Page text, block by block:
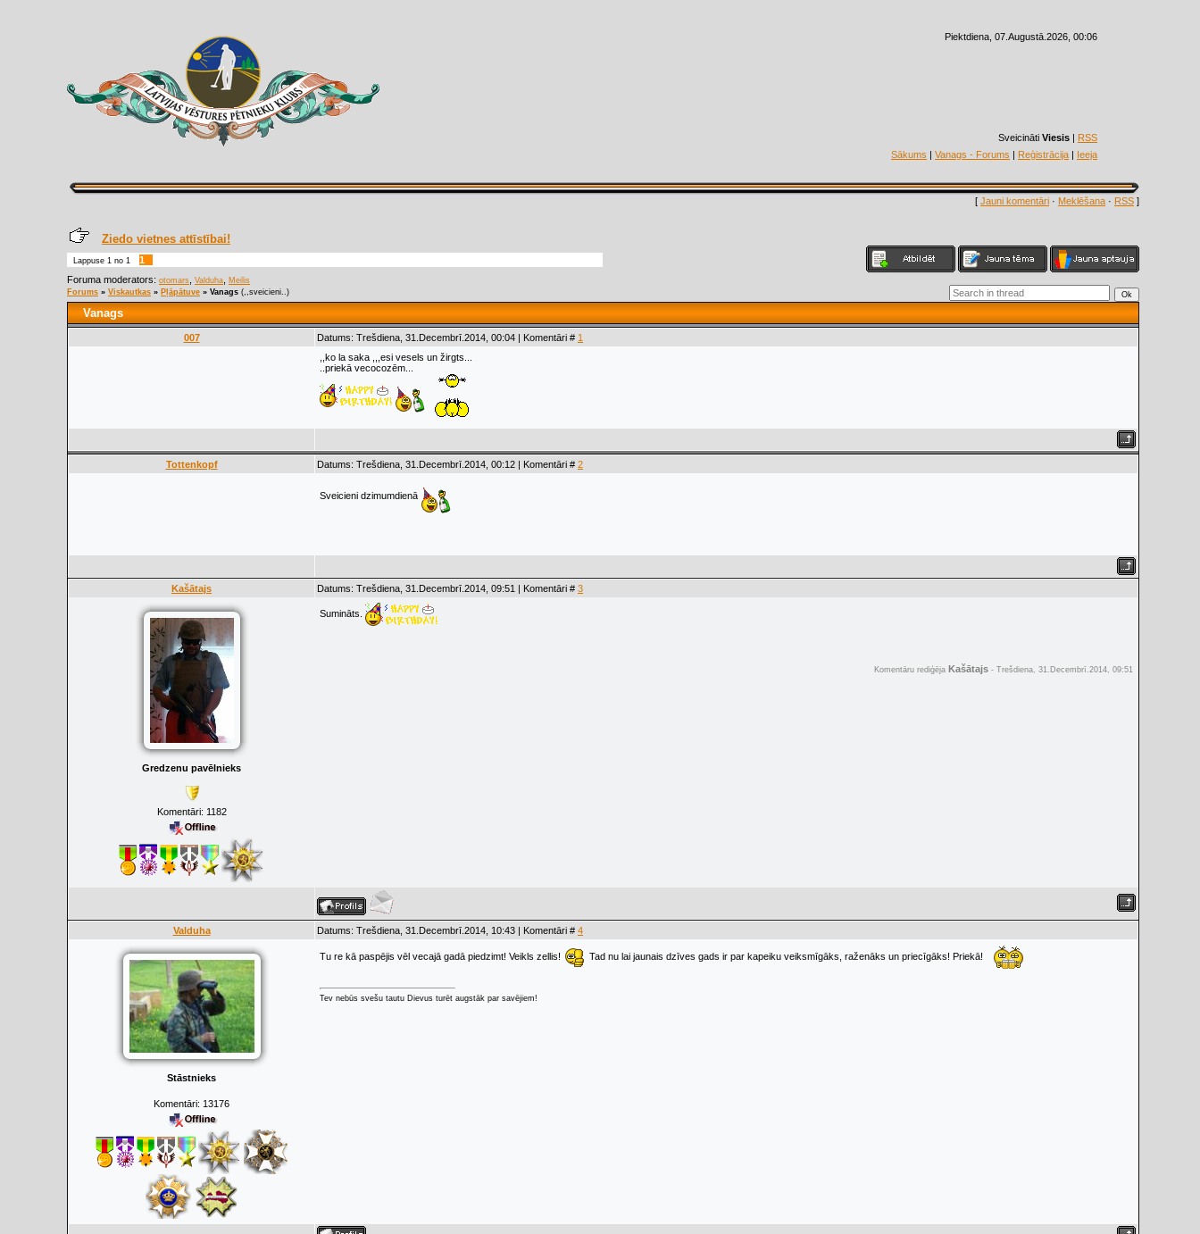
Piektdiena, 07.Augustā.2026, 00:06
Sveicināti Viesis | RSS
Sākums | Vanags - Forums | Reģistrācija | Ieeja
[ Jauni komentāri · Meklēšana · RSS ]
Ziedo vietnes attīstībai!
Lappuse 1 no 1
1
Foruma moderators: otomars Valduha
Meilis
Forums » Viskautkas » Pļāpātuve » Vanags (,,sveicieni..)
Vanags
007 Datums: Trešdiena, 31.Decembrī.2014, 00:04 | Komentāri # 1
,,ko la saka ,,,esi vesels un žirgts...
..priekā vecocozēm...
Tottenkopf Datums: Trešdiena, 31.Decembrī.2014, 00:12 | Komentāri # 2
Sveicieni dzimumdienā
Kašātajs Datums: Trešdiena, 31.Decembrī.2014, 09:51 | Komentāri # 3
Gredzenu pavēlnieks
Komentāri: 1182
Sumināts.
Komentāru rediģēja Kašātajs - Trešdiena, 31.Decembrī.2014, 09:51
Valduha Datums: Trešdiena, 31.Decembrī.2014, 10:43 | Komentāri # 4
Stāstnieks
Komentāri: 13176
Tu re kā paspējis vēl vecajā gadā piedzimt! Veikls zellis! Tad nu lai jaunais dzīves gads ir par kapeiku veiksmīgāks, raženāks un priecīgāks! Priekā!
Tev nebūs svešu tautu Dievus turēt augstāk par savējiem!